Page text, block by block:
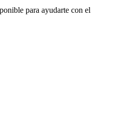
para ayudarte con el